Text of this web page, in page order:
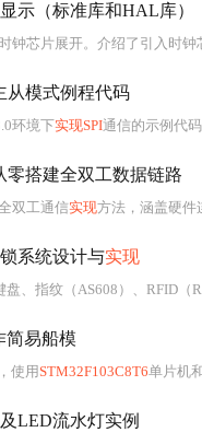
显示（标准库和HAL库）
。介绍了引入时钟芯片的原因，DS1302的性能
从模式例程代码
环境下实现SPI通信的示例代码。介绍了开发环境、实验配置，包
零搭建全双工数据链路
双工通信实现方法，涵盖硬件连接（含共地处理、引脚防错）、软件配置（主/从机初始化、
系统设计与实现
指纹（AS608）、RFID（RC522）三模态
简易船模
使用STM32F103C8T6单片机和
LED流水灯实例